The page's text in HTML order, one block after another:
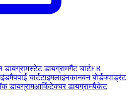
डायग्रामस्टेट डायग्रामगैंट चार्टER
पाई चार्टटाइमलाइनकानबन बोर्डक्वाड्रंट
डायग्रामआर्किटेक्चर डायग्रामपैकेट